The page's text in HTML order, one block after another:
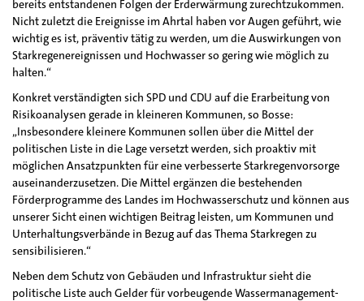
bereits entstandenen Folgen der Erderwärmung zurechtzukommen.
Nicht zuletzt die Ereignisse im Ahrtal haben vor Augen geführt, wie
wichtig es ist, präventiv tätig zu werden, um die Auswirkungen von
Starkregenereignissen und Hochwasser so gering wie möglich zu
halten.“
Konkret verständigten sich SPD und CDU auf die Erarbeitung von
Risikoanalysen gerade in kleineren Kommunen, so Bosse:
„Insbesondere kleinere Kommunen sollen über die Mittel der
politischen Liste in die Lage versetzt werden, sich proaktiv mit
möglichen Ansatzpunkten für eine verbesserte Starkregenvorsorge
auseinanderzusetzen. Die Mittel ergänzen die bestehenden
Förderprogramme des Landes im Hochwasserschutz und können aus
unserer Sicht einen wichtigen Beitrag leisten, um Kommunen und
Unterhaltungsverbände in Bezug auf das Thema Starkregen zu
sensibilisieren.“
Neben dem Schutz von Gebäuden und Infrastruktur sieht die
politische Liste auch Gelder für vorbeugende Wassermanagement-